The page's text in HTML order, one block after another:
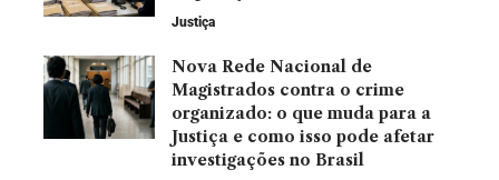
Justiça
Nova Rede Nacional de
Magistrados contra o crime
organizado: o que muda para a
Justiça e como isso pode afetar
investigações no Brasil